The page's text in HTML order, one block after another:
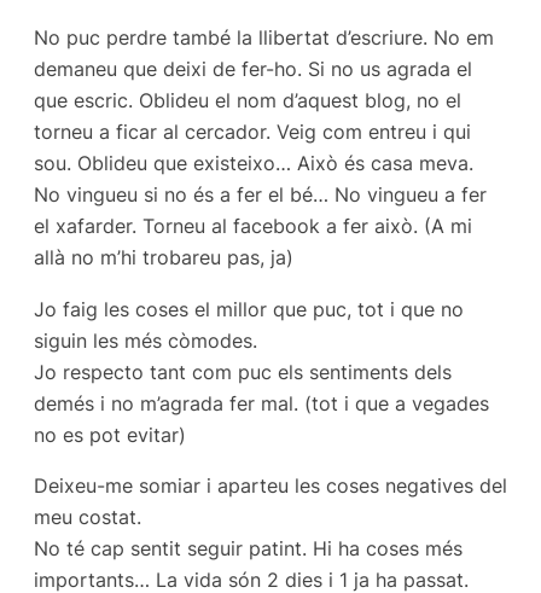
No puc perdre també la llibertat d’escriure. No em
demaneu que deixi de fer-ho. Si no us agrada el
que escric. Oblideu el nom d’aquest blog, no el
torneu a ficar al cercador. Veig com entreu i qui
sou. Oblideu que existeixo… Això és casa meva.
No vingueu si no és a fer el bé… No vingueu a fer
el xafarder. Torneu al facebook a fer això. (A mi
allà no m’hi trobareu pas, ja)
Jo faig les coses el millor que puc, tot i que no
siguin les més còmodes.
Jo respecto tant com puc els sentiments dels
demés i no m’agrada fer mal. (tot i que a vegades
no es pot evitar)
Deixeu-me somiar i aparteu les coses negatives del
meu costat.
No té cap sentit seguir patint. Hi ha coses més
importants… La vida són 2 dies i 1 ja ha passat.